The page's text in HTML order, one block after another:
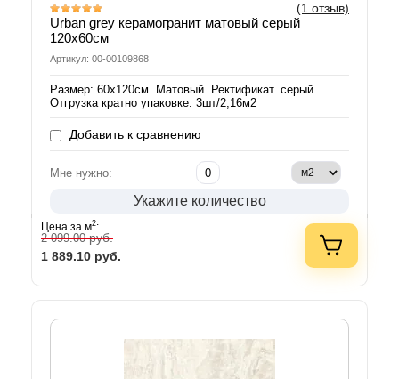
(1 отзыв)
Urban grey керамогранит матовый серый
120х60см
Артикул: 00-00109868
Размер: 60х120см. Матовый. Ректификат. серый.
Отгрузка кратно упаковке: 3шт/2,16м2
Добавить к сравнению
Мне нужно:
Укажите количество
Цена за м2:
2 099.00руб.
1 889.10 руб.